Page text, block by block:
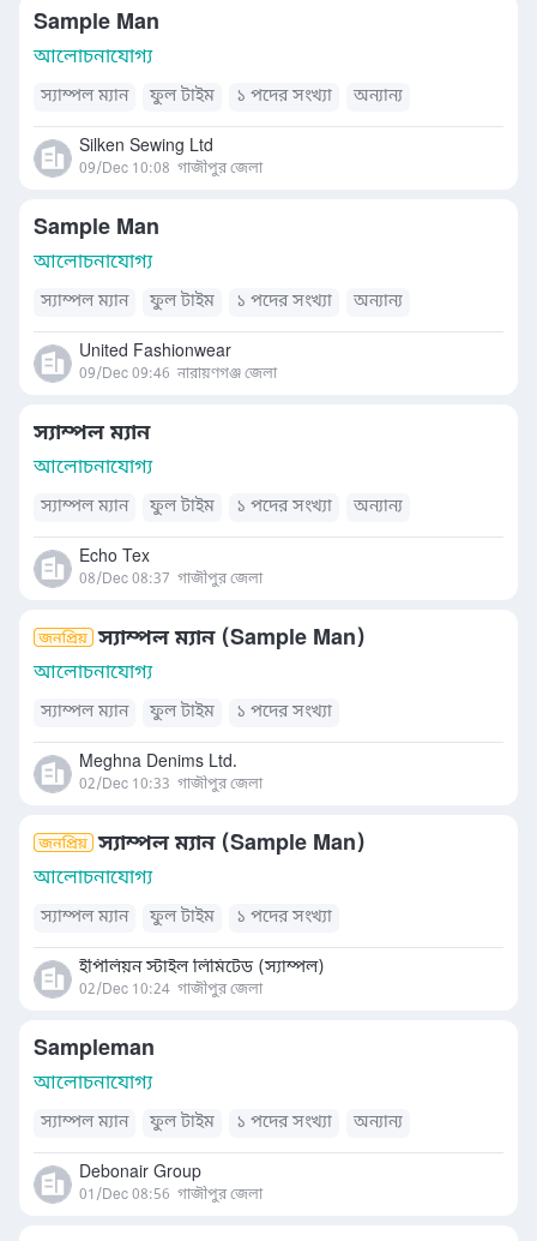
Sample Man
আলোচনাযোগ্য
স্যাম্পল ম্যান ফুল টাইম ১ পদের সংখ্যা অন্যান্য
Silken Sewing Ltd
09/Dec 10:08 গাজীপুর জেলা
Sample Man
আলোচনাযোগ্য
স্যাম্পল ম্যান ফুল টাইম ১ পদের সংখ্যা অন্যান্য
United Fashionwear
09/Dec 09:46 নারায়ণগঞ্জ জেলা
স্যাম্পল ম্যান
আলোচনাযোগ্য
স্যাম্পল ম্যান ফুল টাইম ১ পদের সংখ্যা অন্যান্য
Echo Tex
08/Dec 08:37 গাজীপুর জেলা
স্যাম্পল ম্যান (Sample Man)
আলোচনাযোগ্য
স্যাম্পল ম্যান ফুল টাইম ১ পদের সংখ্যা
Meghna Denims Ltd.
02/Dec 10:33 গাজীপুর জেলা
স্যাম্পল ম্যান (Sample Man)
আলোচনাযোগ্য
স্যাম্পল ম্যান ফুল টাইম ১ পদের সংখ্যা
ইপিলিয়ন স্টাইল লিমিটেড (স্যাম্পল)
02/Dec 10:24 গাজীপুর জেলা
Sampleman
আলোচনাযোগ্য
স্যাম্পল ম্যান ফুল টাইম ১ পদের সংখ্যা অন্যান্য
Debonair Group
01/Dec 08:56 গাজীপুর জেলা